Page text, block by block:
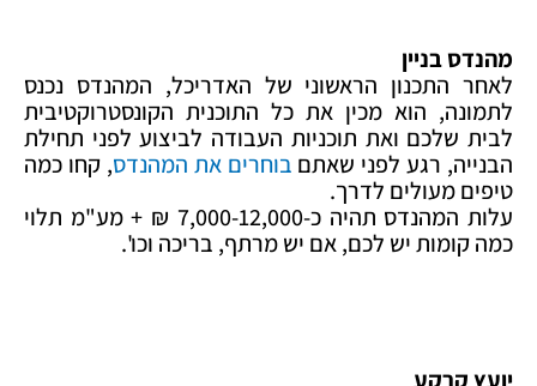
מהנדס בניין
לאחר התכנון הראשוני של האדריכל, המהנדס נכנס
לתמונה, הוא מכין את כל התוכנית הקונסטרוקטיבית
לבית שלכם ואת תוכניות העבודה לביצוע לפני תחילת
הבנייה, רגע לפני שאתם בוחרים את המהנדס, קחו כמה
טיפים מעולים לדרך.
עלות המהנדס תהיה כ-7,000-12,000 ₪ + מע"מ תלוי
כמה קומות יש לכם, אם יש מרתף, בריכה וכו'.